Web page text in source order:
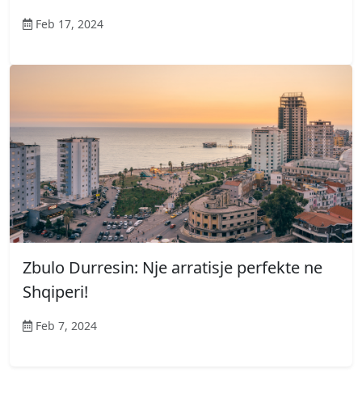
Feb 17, 2024
Zbulo Durresin: Nje arratisje perfekte ne
Shqiperi!
Feb 7, 2024